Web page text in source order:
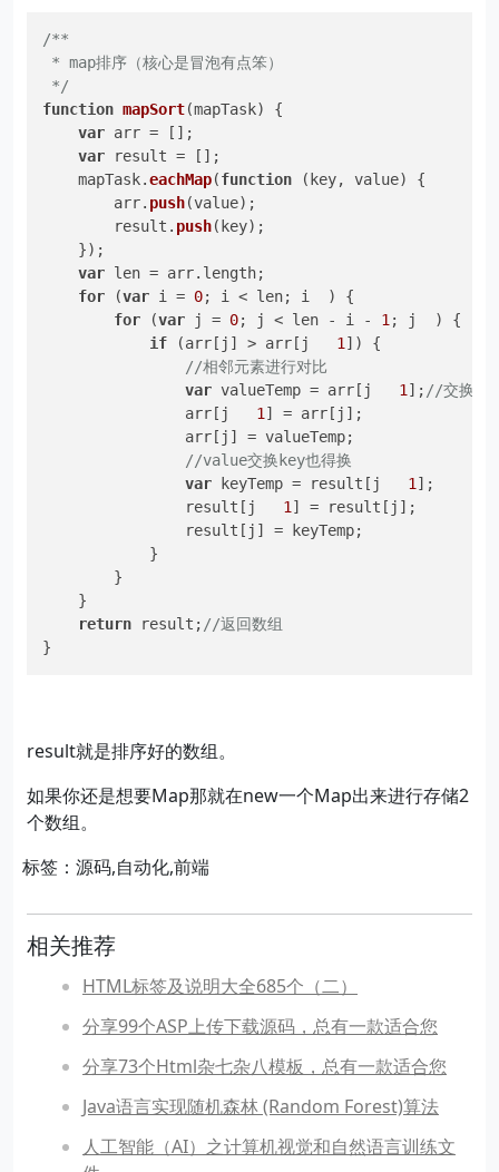
/**
* map排序（核心是冒泡有点笨）
*/
function mapSort(mapTask) {
var arr = [];
var result = [];
    mapTask.
eachMap(function ( key, value) {
        arr.
push(value);
        result.
push(key);
    });
var len = arr. length;
for (var i = 0; i < len; i  ) {
for (var j = 0; j < len - i - 1 ; j  ) {
if (arr[j] > arr[j 1 ]) {
//相邻元素进行对比
var valueTemp = arr[j 1 ]; //交换
                arr[j
1 ] = arr[j];
                arr[j] = valueTemp;
//value交换key也得换
var keyTemp = result[j 1 ];
                result[j
1 ] = result[j];
                result[j] = keyTemp;
            }
        }
    }
return result; //返回数组
}
result就是排序好的数组。
如果你还是想要Map那就在new一个Map出来进行存储2
个数组。
标签：源码,自动化,前端
相关推荐
HTML标签及说明大全685个（二）
分享99个ASP上传下载源码，总有一款适合您
分享73个Html杂七杂八模板，总有一款适合您
Java语言实现随机森林 (Random Forest)算法
人工智能（AI）之计算机视觉和自然语言训练文